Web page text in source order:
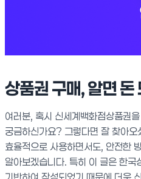
상품권 구매, 알면 돈
여러분, 혹시 신세계백화점상품권
궁금하신가요? 그렇다면 잘 찾아
효율적으로 사용하면서도, 안전한
알아보겠습니다. 특히 이 글은 한국